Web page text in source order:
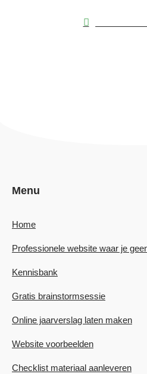
Menu
Home
Professionele website waar je
Kennisbank
Gratis brainstormsessie
Online jaarverslag laten maken
Website voorbeelden
Checklist materiaal aanleveren